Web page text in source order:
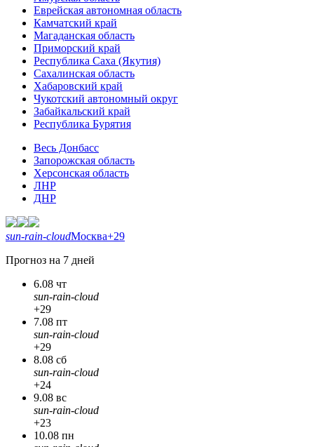
Еврейская автономная область
Камчатский край
Магаданская область
Приморский край
Республика Саха (Якутия)
Сахалинская область
Хабаровский край
Чукотский автономный округ
Забайкальский край
Республика Бурятия
Весь Донбасс
Запорожская область
Херсонская область
ЛНР
ДНР
sun-rain-cloudМосква+29
Прогноз на 7 дней
6.08 чт
sun-rain-cloud
+29
7.08 пт
sun-rain-cloud
+29
8.08 сб
sun-rain-cloud
+24
9.08 вс
sun-rain-cloud
+23
10.08 пн